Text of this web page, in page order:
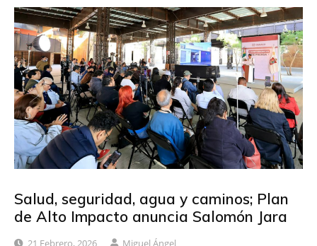
Salud, seguridad, agua y caminos; Plan
de Alto Impacto anuncia Salomón Jara
21 Febrero, 2026 Miguel Ángel